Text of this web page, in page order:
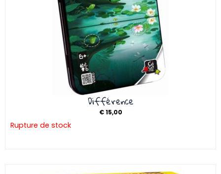
Différence
€15,00
Rupture de stock